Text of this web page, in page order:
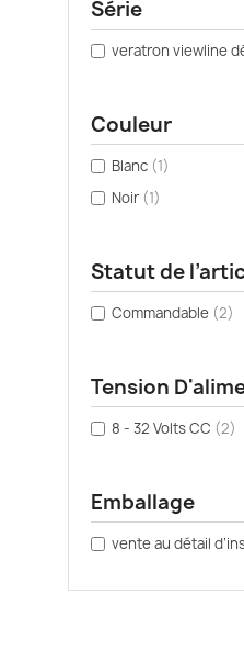
Série
veratron viewline
Couleur
Blanc (1)
Noir (1)
Statut de
Commandable (2)
Tension
8 - 32 Volts CC (2)
Emballage
vente au détail